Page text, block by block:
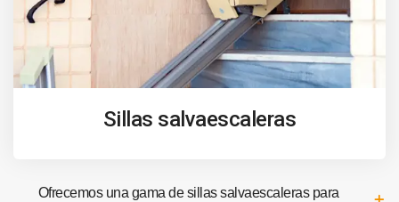
Sillas salvaescaleras
Ofrecemos una gama de sillas salvaescaleras para